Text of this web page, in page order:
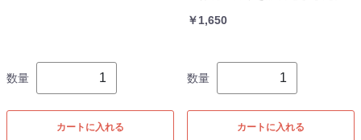
数量
カートに入れる
￥1,650
数量
カートに入れる